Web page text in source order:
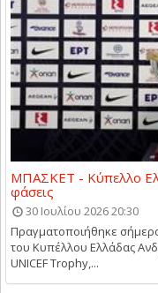
ΜΠΑΣΚΕΤ - Κύπελλο
φάσεις
30 Ιουλίου 2026 20:30
Πραγματοποιήθηκε
του Κυπέλλου Ελλάδας
UNICEF Trophy,...